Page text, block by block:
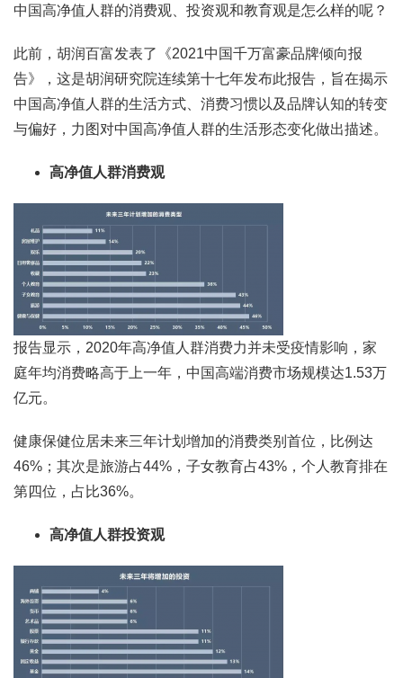
中国高净值人群的消费观、投资观和教育观是怎么样的呢？
此前，胡润百富发表了《2021中国千万富豪品牌倾向报
告》，这是胡润研究院连续第十七年发布此报告，旨在揭示
中国高净值人群的生活方式、消费习惯以及品牌认知的转变
与偏好，力图对中国高净值人群的生活形态变化做出描述。
高净值人群消费观
报告显示，2020年高净值人群消费力并未受疫情影响，家
庭年均消费略高于上一年，中国高端消费市场规模达1.53万
亿元。
健康保健位居未来三年计划增加的消费类别首位，比例达
46%；其次是旅游占44%，子女教育占43%，个人教育排在
第四位，占比36%。
高净值人群投资观